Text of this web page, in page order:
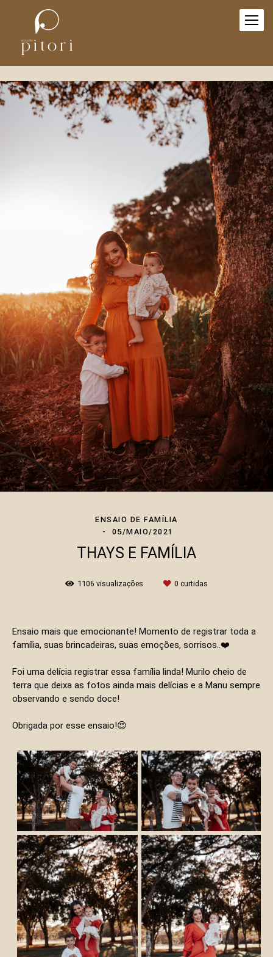
ENSAIO DE FAMÍLIA
05/MAIO/2021
THAYS E FAMÍLIA
1106 visualizações 0 curtidas
Ensaio mais que emocionante! Momento de registrar toda a
família, suas brincadeiras, suas emoções, sorrisos..❤️
Foi uma delícia registrar essa família linda! Murilo cheio de
terra que deixa as fotos ainda mais delícias e a Manu sempre
observando e sendo doce!
Obrigada por esse ensaio!😍